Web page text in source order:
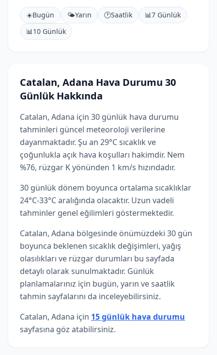
☀️Bugün 🌤️Yarın 🕐Saatlik 📊7 Günlük
📊10 Günlük
Catalan, Adana Hava Durumu 30
Günlük Hakkında
Catalan, Adana için 30 günlük hava durumu
tahminleri güncel meteoroloji verilerine
dayanmaktadır. Şu an 29°C sıcaklık ve
çoğunlukla açık hava koşulları hakimdir. Nem
%76, rüzgar K yönünden 1 km/s hızındadır.
30 günlük dönem boyunca ortalama sıcaklıklar
24°C-33°C aralığında olacaktır. Uzun vadeli
tahminler genel eğilimleri göstermektedir.
Catalan, Adana bölgesinde önümüzdeki 30 gün
boyunca beklenen sıcaklık değişimleri, yağış
olasılıkları ve rüzgar durumları bu sayfada
detaylı olarak sunulmaktadır. Günlük
planlamalarınız için bugün, yarın ve saatlik
tahmin sayfalarını da inceleyebilirsiniz.
Catalan, Adana için 15 günlük hava durumu
sayfasına göz atabilirsiniz.